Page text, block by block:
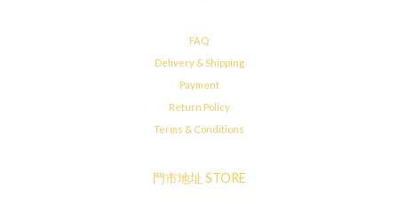
FAQ
Delivery & Shipping
Payment
Return Policy
Terms & Conditions
門市地址 STORE